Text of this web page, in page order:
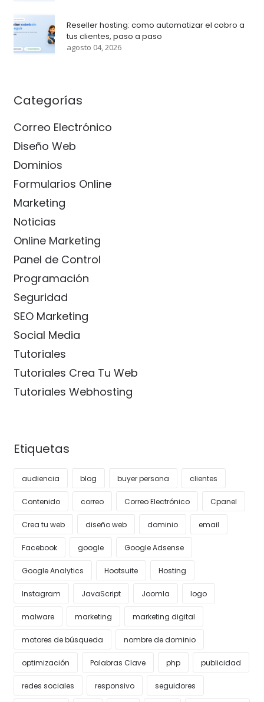
Reseller hosting: como automatizar el cobro a
tus clientes, paso a paso
agosto 04, 2026
Categorías
Correo Electrónico
Diseño Web
Dominios
Formularios Online
Marketing
Noticias
Online Marketing
Panel de Control
Programación
Seguridad
SEO Marketing
Social Media
Tutoriales
Tutoriales Crea Tu Web
Tutoriales Webhosting
Etiquetas
audiencia blog buyer persona clientes
Contenido correo Correo Electrónico Cpanel
Crea tu web diseño web dominio email
Facebook google Google Adsense
Google Analytics Hootsuite Hosting
Instagram JavaScript Joomla logo
malware marketing marketing digital
motores de búsqueda nombre de dominio
optimización Palabras Clave php publicidad
redes sociales responsivo seguidores